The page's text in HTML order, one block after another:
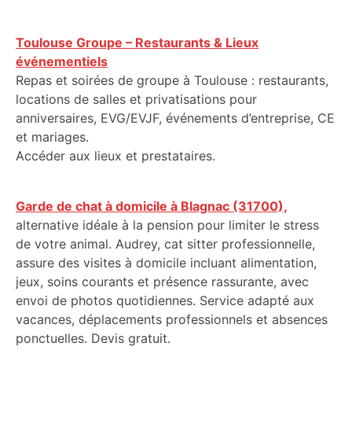
Toulouse Groupe – Restaurants & Lieux
événementiels
Repas et soirées de groupe à Toulouse : restaurants,
locations de salles et privatisations pour
anniversaires, EVG/EVJF, événements d’entreprise, CE
et mariages.
Accéder aux lieux et prestataires.
Garde de chat à domicile à Blagnac (31700),
alternative idéale à la pension pour limiter le stress
de votre animal. Audrey, cat sitter professionnelle,
assure des visites à domicile incluant alimentation,
jeux, soins courants et présence rassurante, avec
envoi de photos quotidiennes. Service adapté aux
vacances, déplacements professionnels et absences
ponctuelles. Devis gratuit.